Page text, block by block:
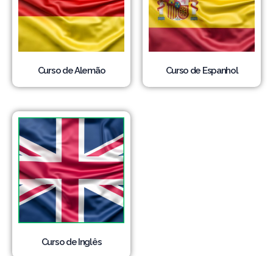
Curso de Alemão Curso de Espanhol
Curso de Inglês